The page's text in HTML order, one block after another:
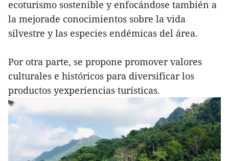
ecoturismo sostenible y enfocándose también a
la mejorade conocimientos sobre la vida
silvestre y las especies endémicas del área.
Por otra parte, se propone promover valores
culturales e históricos para diversificar los
productos yexperiencias turísticas.